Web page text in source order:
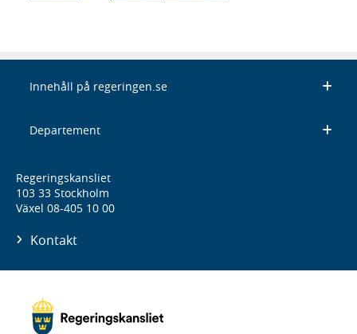
Innehåll på regeringen.se
Departement
Regeringskansliet
103 33 Stockholm
Växel 08-405 10 00
Kontakt